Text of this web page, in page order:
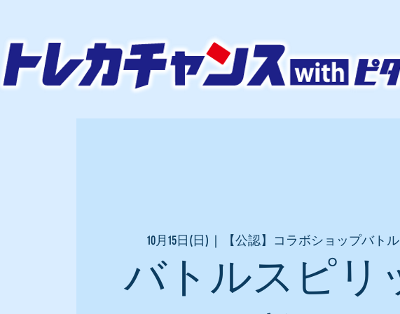
10月15日(日)
  |
【公認】コラボショップバトル
バトルスピリ